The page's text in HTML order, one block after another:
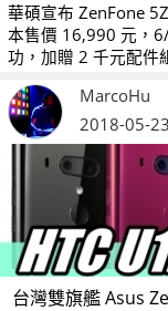
華碩宣布 ZenFone
本售價 16,990 元，
功，加贈 2 千元配件
市。
MarcoHu
2018-05-23